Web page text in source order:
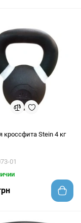
кроссфита Stein 4 кг
01